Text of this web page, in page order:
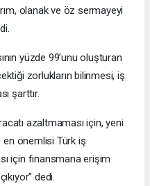
olanak ve öz sermayeyi
yüzde 99’unu oluşturan
zorlukların bilinmesi, iş
şarttır.
azaltmaması için, yeni
en önemlisi Türk iş
için finansmana erişim
dedi.